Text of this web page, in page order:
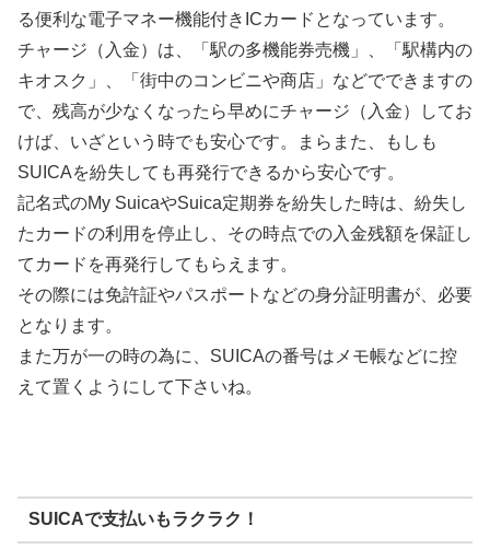
る便利な電子マネー機能付きICカードとなっています。
チャージ（入金）は、「駅の多機能券売機」、「駅構内の
キオスク」、「街中のコンビニや商店」などでできますの
で、残高が少なくなったら早めにチャージ（入金）してお
けば、いざという時でも安心です。まらまた、もしも
SUICAを紛失しても再発行できるから安心です。
記名式のMy SuicaやSuica定期券を紛失した時は、紛失し
たカードの利用を停止し、その時点での入金残額を保証し
てカードを再発行してもらえます。
その際には免許証やパスポートなどの身分証明書が、必要
となります。
また万が一の時の為に、SUICAの番号はメモ帳などに控
えて置くようにして下さいね。
SUICAで支払いもラクラク！